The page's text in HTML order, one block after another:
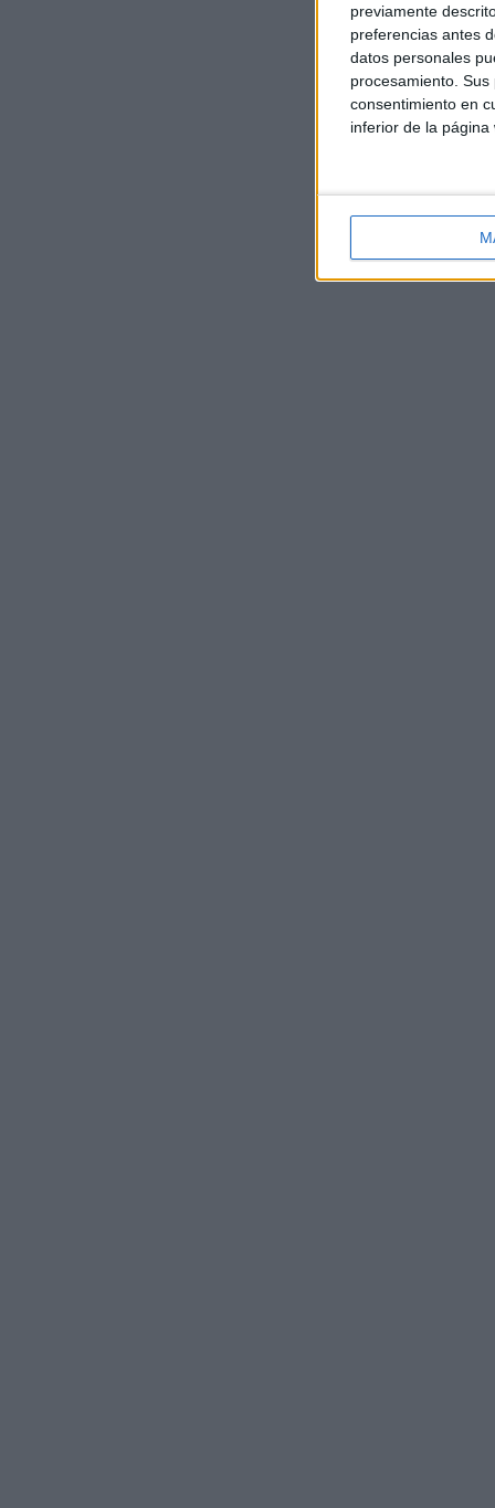
previamente
preferencias antes
datos personales
procesamiento.
consentimiento en
inferior de la página